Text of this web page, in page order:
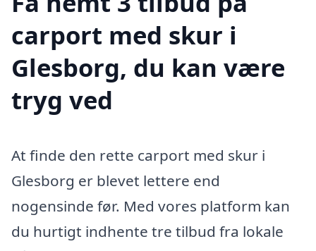
carport med skur i
Glesborg, du kan være
tryg ved
At finde den rette carport med skur i
Glesborg er blevet lettere end
nogensinde før. Med vores platform kan
du hurtigt indhente tre tilbud fra lokale